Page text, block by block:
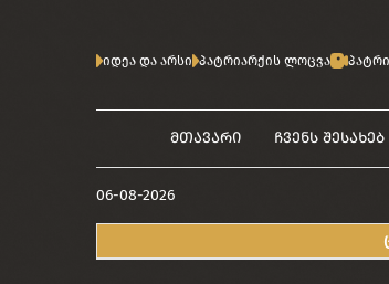
იდეა და არსი პატრიარქის ლოცვა
მთავარი ჩვენს შესახებ
06-08-2026